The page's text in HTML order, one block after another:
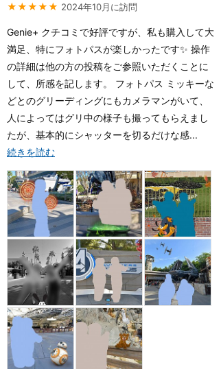
★★★★★ 2024年10月に訪問
Genie+ クチコミで好評ですが、私も購入して大
満足、特にフォトパスが楽しかったです✨ 操作
の詳細は他の方の投稿をご参照いただくことに
して、所感を記します。 フォトパス ミッキーな
どとのグリーディングにもカメラマンがいて、
人によってはグリ中の様子も撮ってもらえまし
たが、基本的にシャッターを切るだけな感...
続きを読む